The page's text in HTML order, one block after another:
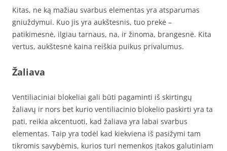
Kitas, ne ką mažiau svarbus elementas yra atsparumas
gniuždymui. Kuo jis yra aukštesnis, tuo prekė –
patikimesnė, ilgiau tarnaus, na, ir žinoma, brangesnė. Kita
vertus, aukštesnė kaina reiškia puikus privalumus.
Žaliava
Ventiliaciniai blokeliai gali būti pagaminti iš skirtingų
žaliavų ir nors bet kurio ventiliacinio blokelio paskirti yra ta
pati, reikia akcentuoti, kad žaliava yra labai svarbus
elementas. Taip yra todėl kad kiekviena iš pasižymi tam
tikromis savybėmis, kurios turi nemenkos įtakos galutiniam